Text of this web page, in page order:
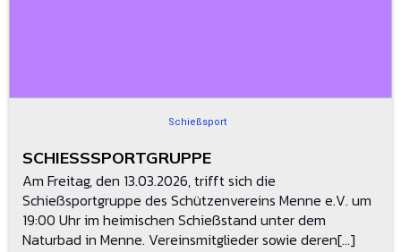
Schießsport
SCHIESSSPORTGRUPPE
Am Freitag, den 13.03.2026, trifft sich die
Schießsportgruppe des Schützenvereins Menne e.V. um
19:00 Uhr im heimischen Schießstand unter dem
Naturbad in Menne. Vereinsmitglieder sowie deren[…]